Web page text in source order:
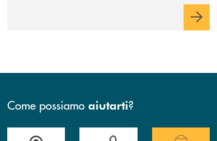
Come possiamo aiutarti?
Trova la filiale più vicina a te.Hai bisogno di assistenza ?&nbsp;
Hai bisogno di